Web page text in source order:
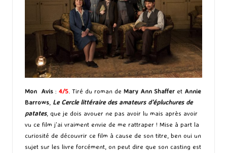
Mon Avis : 4/5 . Tiré du roman de Mary Ann Shaffer et Annie
Barrows Le Cercle littéraire des amateurs d’épluchures de
patates, que je dois avouer ne pas avoir lu mais après avoir
vu ce film j’ai vraiment envie de me rattraper ! Mise à part la
curiosité de découvrir ce film à cause de son titre, ben oui un
sujet sur les livre forcément, on peut dire que son casting est